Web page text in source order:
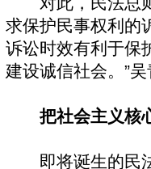
求保护民事权利的
诉讼时效有利于保
建设诚信社会。”吴
把社会主义核
即将诞生的民法